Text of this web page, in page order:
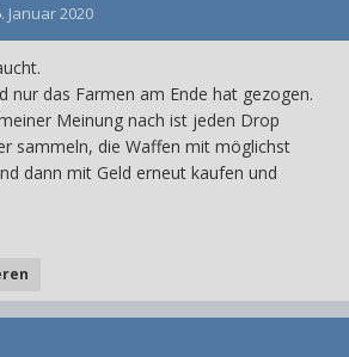
Januar 2020
nur das Farmen am Ende hat gezogen.
Meinung nach ist jeden Drop
sammeln, die Waffen mit möglichst
dann mit Geld erneut kaufen und